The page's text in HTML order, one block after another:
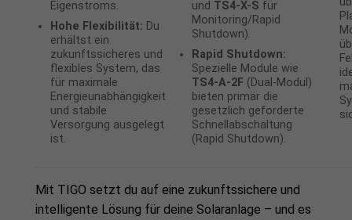
Eigenstroms.
Hohe Flexibilität: Du
erhältst ein
zukunftssicheres und
flexibles System, das
für maximale
Energieunabhängigkeit
und stabile
Versorgung ausgelegt
ist.
und TS4-X-S für
Monitoring/Rapid
Shutdown).
Rapid Shutdown:
Spezielle Module wie
TS4-A-2F(Dual-Modul)
bieten primär die
gesetzlich geforderte
Schnellabschaltung
(Rapid Shutdown).
Mit TIGO setzt du auf eine zukunftssichere und
intelligente Lösung für deine Solaranlage – und es